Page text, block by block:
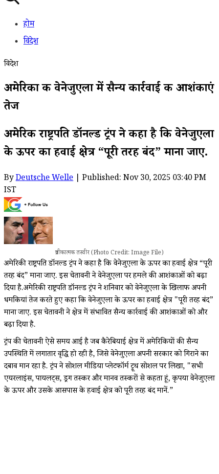
होम
विदेश
विदेश
अमेरिका की वेनेजुएला में सैन्य कार्रवाई की आशंकाएं
तेज
अमेरिकी राष्ट्रपति डॉनल्ड ट्रंप ने कहा है कि वेनेजुएला
के ऊपर का हवाई क्षेत्र “पूरी तरह बंद” माना जाए.
ByDeutsche Welle | Published: Nov 30, 2025 03:40 PM
IST
प्रतीकात्मक तस्वीर (Photo Credit: Image File)
अमेरिकी राष्ट्रपति डॉनल्ड ट्रंप ने कहा है कि वेनेजुएला के ऊपर का हवाई क्षेत्र “पूरी
तरह बंद” माना जाए. इस चेतावनी ने वेनेजुएला पर हमले की आशंकाओं को बढ़ा
दिया है.अमेरिकी राष्ट्रपति डॉनल्ड ट्रंप ने शनिवार को वेनेजुएला के खिलाफ अपनी
धमकियां तेज करते हुए कहा कि वेनेजुएला के ऊपर का हवाई क्षेत्र "पूरी तरह बंद”
माना जाए. इस चेतावनी ने क्षेत्र में संभावित सैन्य कार्रवाई की आशंकाओं को और
बढ़ा दिया है.
ट्रंप की चेतावनी ऐसे समय आई है जब कैरेबियाई क्षेत्र में अमेरिकियों की सैन्य
उपस्थिति में लगातार वृद्धि हो रही है, जिसे वेनेजुएला अपनी सरकार को गिराने का
दबाव मान रहा है. ट्रंप ने सोशल मीडिया प्लेटफॉर्म ट्रूथ सोशल पर लिखा, "सभी
एयरलाइंस, पायलट्स, ड्रग तस्कर और मानव तस्करों से कहता हूं, कृपया वेनेजुएला
के ऊपर और उसके आसपास के हवाई क्षेत्र को पूरी तरह बंद मानें.”